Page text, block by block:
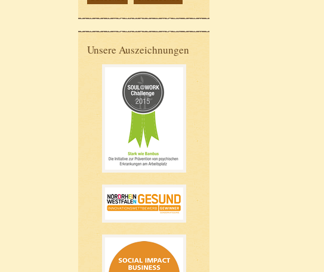
Unsere Auszeichnungen